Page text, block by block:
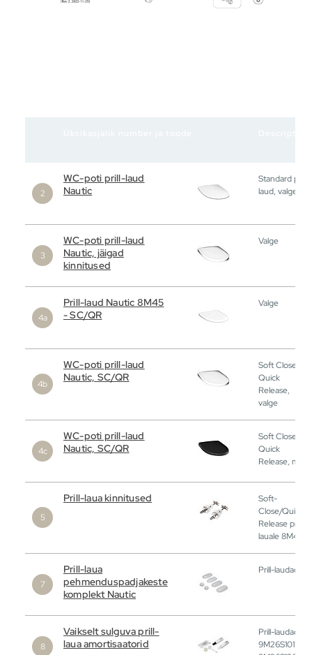
WC-poti prill-laud
Nautic
Standard prill-
laud, valge
WC-poti prill-laud
Nautic, jäigad
kinnitused
Valge
Prill-laud Nautic 8M45
- SC/QR
Valge
WC-poti prill-laud
Nautic, SC/QR
Soft Close,
Quick
Release,
valge
WC-poti prill-laud
Nautic, SC/QR
Soft Close,
Quick
Release, must
Prill-laua kinnitused
Soft-
Close/Quick
Release prill-
lauale 8M45S1
Prill-laua
pehmenduspadjakeste
komplekt Nautic
Prill-laudadele
Vaikselt sulguva prill-
laua amortisaatorid
Prill-laudadele
9M26S101 ja